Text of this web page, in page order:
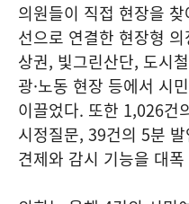
의원들이 직접 현장을
선으로 연결한 현장형
상권, 빛그린산단, 도시
광·노동 현장 등에서 시
이끌었다. 또한 1,026건
시정질문, 39건의 5분
견제와 감시 기능을 대